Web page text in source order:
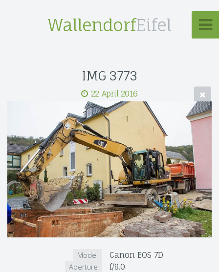
WallendorfEifel
IMG 3773
22 April 2016
Model Canon EOS 7D
Aperture f/8.0